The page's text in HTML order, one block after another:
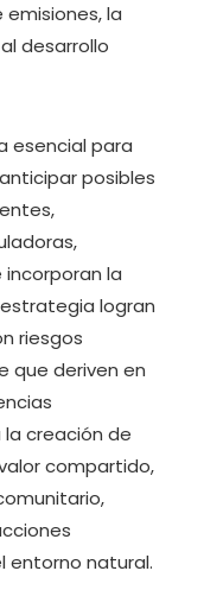
la
desarrollo
esencial para
posibles
la
logran
riesgos
que deriven en
creación de
compartido,
entorno natural.